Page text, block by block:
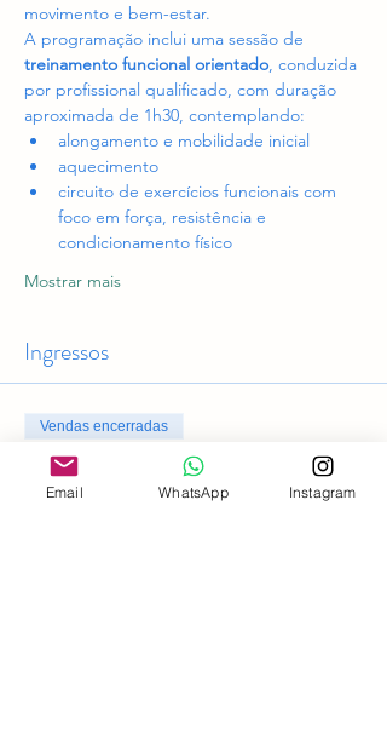
movimento e bem-estar.
A programação inclui uma sessão de
treinamento funcional orientado, conduzida
por profissional qualificado, com duração
aproximada de 1h30, contemplando:
alongamento e mobilidade inicial
aquecimento
circuito de exercícios funcionais com
foco em força, resistência e
condicionamento físico
Mostrar mais
Ingressos
Vendas encerradas
Tipo de ingresso
Acesso geral
Email WhatsApp Instagram